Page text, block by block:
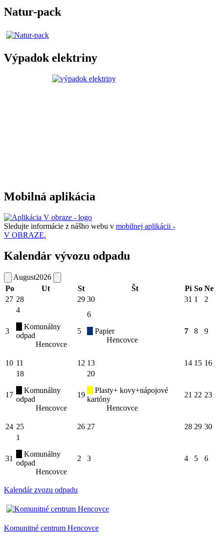
Natur-pack
Výpadok elektriny
Mobilná aplikácia
Sledujte informácie z nášho webu v mobilnej aplikácii -
V OBRAZE.
Kalendár vývozu odpadu
August2026
Po
Ut St Št Pi So Ne
27 28 29 30 31 1 2
3
4
Komunálny
odpad
Hencovce
5
6
Papier
Hencovce
7 8 9
10 11 12 13 14 15 16
17
18
Komunálny
odpad
Hencovce
19
20
Plasty+ kovy+nápojové
kartóny
Hencovce
21 22 23
24 25 26 27 28 29 30
31
1
Komunálny
odpad
Hencovce
2 3 4 5 6
Kalendár zvozu odpadu
Komunitné centrum Hencovce